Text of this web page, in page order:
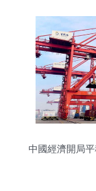
中國經濟開局